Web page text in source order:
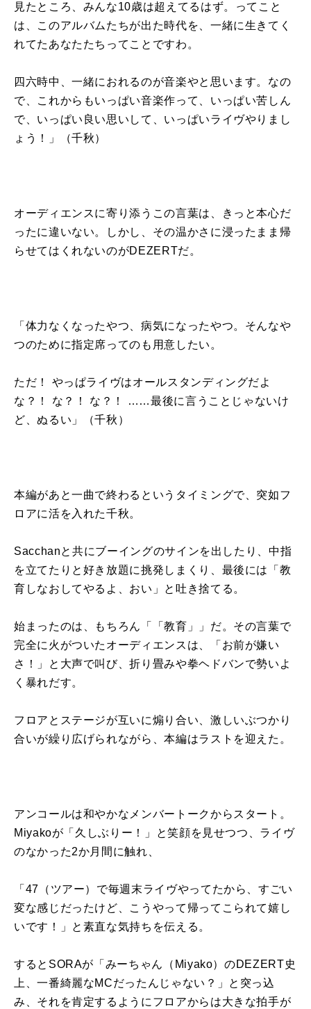
見たところ、みんな10歳は超えてるはず。ってこと
は、このアルバムたちが出た時代を、一緒に生きてく
れてたあなたたちってことですわ。
四六時中、一緒におれるのが音楽やと思います。なの
で、これからもいっぱい音楽作って、いっぱい苦しん
で、いっぱい良い思いして、いっぱいライヴやりまし
ょう！」（千秋）
オーディエンスに寄り添うこの言葉は、きっと本心だ
ったに違いない。しかし、その温かさに浸ったまま帰
らせてはくれないのがDEZERTだ。
「体力なくなったやつ、病気になったやつ。そんなや
つのために指定席ってのも用意したい。
ただ！ やっぱライヴはオールスタンディングだよ
な？！ な？！ な？！ ……最後に言うことじゃないけ
ど、ぬるい」（千秋）
本編があと一曲で終わるというタイミングで、突如フ
ロアに活を入れた千秋。
Sacchanと共にブーイングのサインを出したり、中指
を立てたりと好き放題に挑発しまくり、最後には「教
育しなおしてやるよ、おい」と吐き捨てる。
始まったのは、もちろん「「教育」」だ。その言葉で
完全に火がついたオーディエンスは、「お前が嫌い
さ！」と大声で叫び、折り畳みや拳ヘドバンで勢いよ
く暴れだす。
フロアとステージが互いに煽り合い、激しいぶつかり
合いが繰り広げられながら、本編はラストを迎えた。
アンコールは和やかなメンバートークからスタート。
Miyakoが「久しぶりー！」と笑顔を見せつつ、ライヴ
のなかった2か月間に触れ、
「47（ツアー）で毎週末ライヴやってたから、すごい
変な感じだったけど、こうやって帰ってこられて嬉し
いです！」と素直な気持ちを伝える。
するとSORAが「みーちゃん（Miyako）のDEZERT史
上、一番綺麗なMCだったんじゃない？」と突っ込
み、それを肯定するようにフロアからは大きな拍手が